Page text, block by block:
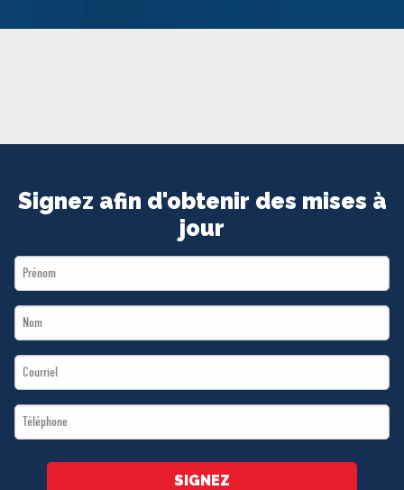
Signez afin d'obtenir des mises à
jour
First
Name
Last
Name
Email
*
Téléphone
*
SIGNEZ